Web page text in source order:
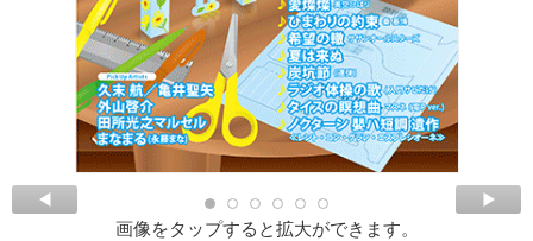
画像をタップすると拡大ができます。